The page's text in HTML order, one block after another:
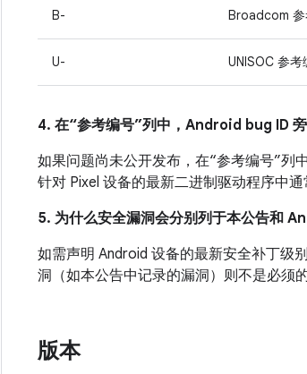
B- Broadcom
U- UNISOC 参考
4. 在“参考编号”列中，Android bug ID
如果问题尚未公开发布，在“参考编号”列
针对 Pixel 设备的最新二进制驱动程序中
5. 为什么安全漏洞会分别列于本公告和
如需声明 Android 设备的最新安全补丁级
洞（如本公告中记录的漏洞）则不是必须的
版本